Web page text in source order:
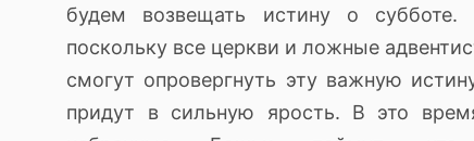
будем возвещать истину о субботе.
поскольку все церкви и ложные
смогут опровергнуть эту важную
придут в сильную ярость. В это